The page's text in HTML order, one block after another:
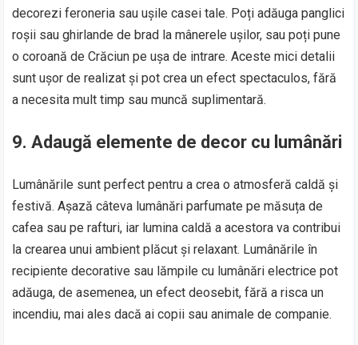
decorezi feroneria sau ușile casei tale. Poți adăuga panglici
roșii sau ghirlande de brad la mânerele ușilor, sau poți pune
o coroană de Crăciun pe ușa de intrare. Aceste mici detalii
sunt ușor de realizat și pot crea un efect spectaculos, fără
a necesita mult timp sau muncă suplimentară.
9. Adaugă elemente de decor cu lumânări
Lumânările sunt perfect pentru a crea o atmosferă caldă și
festivă. Așază câteva lumânări parfumate pe măsuța de
cafea sau pe rafturi, iar lumina caldă a acestora va contribui
la crearea unui ambient plăcut și relaxant. Lumânările în
recipiente decorative sau lămpile cu lumânări electrice pot
adăuga, de asemenea, un efect deosebit, fără a risca un
incendiu, mai ales dacă ai copii sau animale de companie.